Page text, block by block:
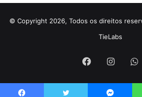
© Copyright 2026, Todos os direitos
TieLabs
Facebook